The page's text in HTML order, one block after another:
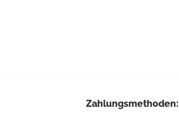
Zahlungsmethoden: